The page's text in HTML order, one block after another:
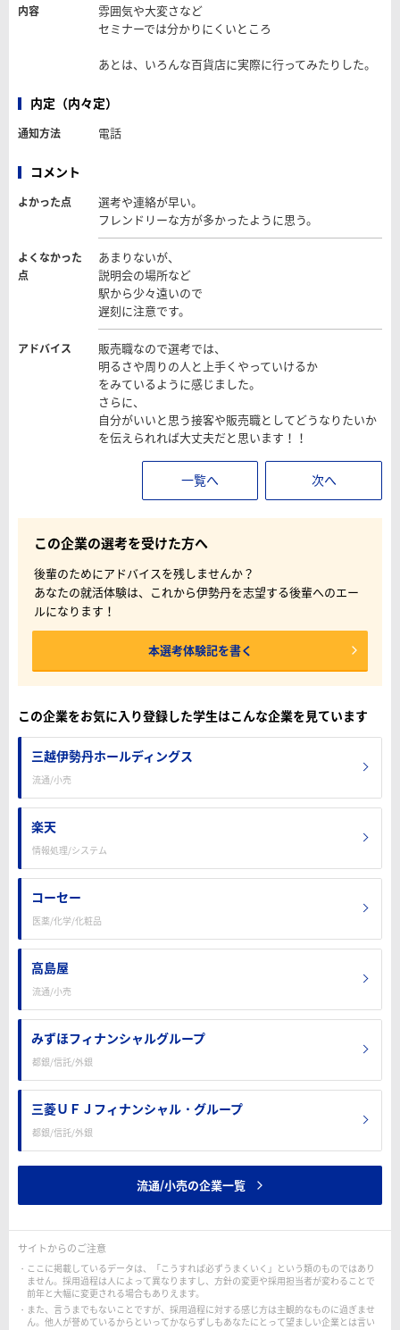
内容
雰囲気や大変さなど
セミナーでは分かりにくいところ
あとは、いろんな百貨店に実際に行ってみたりした。
内定（内々定）
通知方法 電話
コメント
よかった点
選考や連絡が早い。
フレンドリーな方が多かったように思う。
よくなかった
点
あまりないが、
説明会の場所など
駅から少々遠いので
遅刻に注意です。
アドバイス
販売職なので選考では、
明るさや周りの人と上手くやっていけるか
をみているように感じました。
さらに、
自分がいいと思う接客や販売職としてどうなりたいか
を伝えられれば大丈夫だと思います！！
一覧へ 次へ
この企業の選考を受けた方へ
後輩のためにアドバイスを残しませんか？
あなたの就活体験は、これから伊勢丹を志望する後輩へのエー
ルになります！
本選考体験記を書く
この企業をお気に入り登録した学生はこんな企業を見ています
三越伊勢丹ホールディングス
流通/小売
楽天
情報処理/システム
コーセー
医薬/化学/化粧品
高島屋
流通/小売
みずほフィナンシャルグループ
都銀/信託/外銀
三菱ＵＦＪフィナンシャル・グループ
都銀/信託/外銀
流通/小売の企業一覧
サイトからのご注意
ここに掲載しているデータは、「こうすれば必ずうまくいく」という類のものではあり
ません。採用過程は人によって異なりますし、方針の変更や採用担当者が変わることで
前年と大幅に変更される場合もありえます。
また、言うまでもないことですが、採用過程に対する感じ方は主観的なものに過ぎませ
ん。他人が誉めているからといってかならずしもあなたにとって望ましい企業とは言い